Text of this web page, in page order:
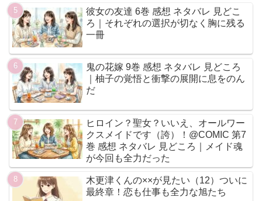
彼女の友達 6巻 感想 ネタバレ 見どこ
ろ｜それぞれの選択が切なく胸に残る
一冊
鬼の花嫁 9巻 感想 ネタバレ 見どころ
｜柚子の覚悟と衝撃の展開に息をのん
だ
ヒロイン？聖女？いいえ、オールワー
クスメイドです（誇）！@COMIC 第7
巻 感想 ネタバレ 見どころ｜メイド魂
が今回も全力だった
木更津くんの××が見たい（12）ついに
最終章！恋も仕事も全力な旭たち